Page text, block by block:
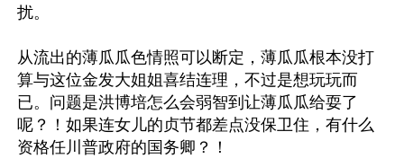
扰。
从流出的薄瓜瓜色情照可以断定，薄瓜瓜根本没打
算与这位金发大姐姐喜结连理，不过是想玩玩而
已。问题是洪博培怎么会弱智到让薄瓜瓜给耍了
呢？！如果连女儿的贞节都差点没保卫住，有什么
资格任川普政府的国务卿？！